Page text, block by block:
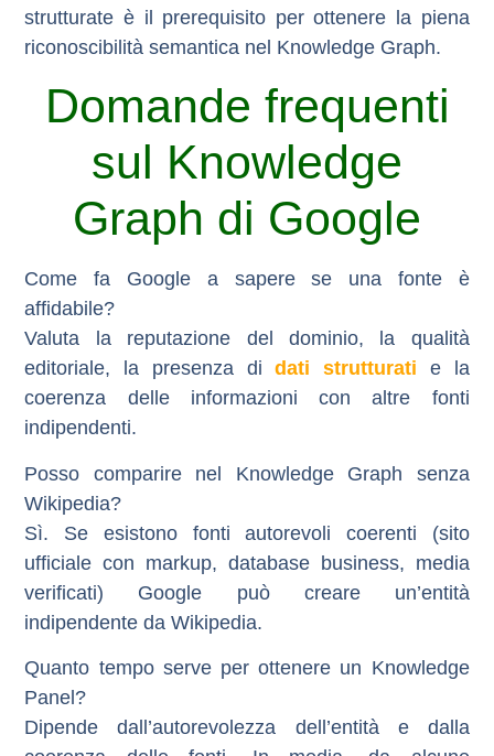
strutturate è il prerequisito per ottenere la piena
riconoscibilità semantica nel Knowledge Graph.
Domande frequenti
sul Knowledge
Graph di Google
Come fa Google a sapere se una fonte è
affidabile?
Valuta la reputazione del dominio, la qualità
editoriale, la presenza didati strutturati e la
coerenza delle informazioni con altre fonti
indipendenti.
Posso comparire nel Knowledge Graph senza
Wikipedia?
Sì. Se esistono fonti autorevoli coerenti (sito
ufficiale con markup, database business, media
verificati) Google può creare un’entità
indipendente da Wikipedia.
Quanto tempo serve per ottenere un Knowledge
Panel?
Dipende dall’autorevolezza dell’entità e dalla